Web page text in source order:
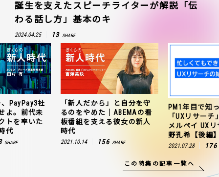
誕生を支えたスピーチライターが解説「伝
わる話し方」基本のキ
2024.04.25 13 SHARE
PayPay3社
よ。前代未
トを率いた
代
SHARE
「新人だから」と自分を守
るのをやめた｜ABEMAの看
板番組を支える彼女の新人
時代
2021.10.14 156 SHARE
PM1年目で知
「UXリサー
メルペイ UX
野孔希【後編
2021.07.28 176
この特集の記事一覧へ